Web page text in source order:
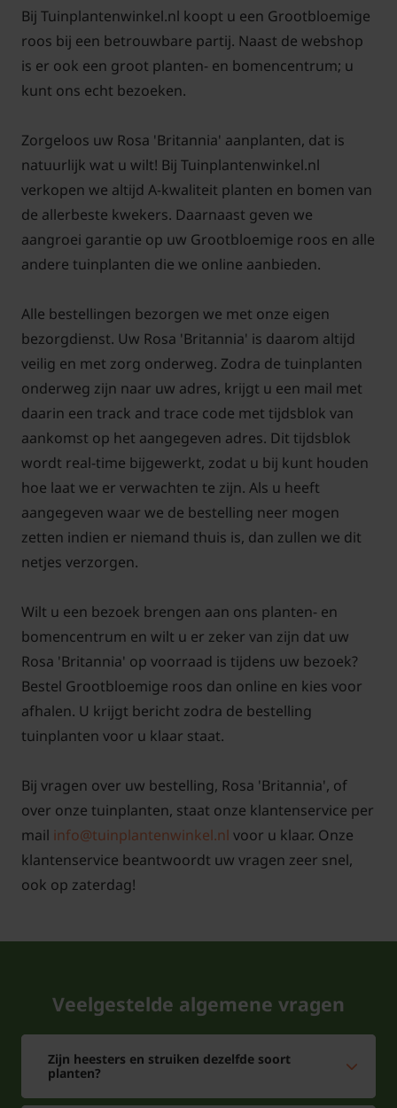
mooi te combineren met andere tuinplanten.
De ideale standplaats voor een roos is in de volle
zon. Het voordeel van deze standplaats is dat de
roos na een regenperiode snel opdroogt waardoor
het blad minder snel kans heeft op infecties. De
bloemen komen ook beter tot ontwikkeling en de
roos zal ook meer bloemknoppen maken. Stel dat u
goed, maar volledig in de schaduw aanplanten is
niet gewenst.
Rosa 'Brittannia' snoeien en
onderhouden
Onderhoud van rozen lijkt moeilijk maar is het zeker
niet. Iedereen kan elk jaar weer genieten van mooie
gezonde planten die de hele zomer de meest
prachtige bloemen geven. Om u hierbij te helpen,
geschreven met tips over het onderhoud en snoeien
van struikrozen. Met behulp van foto's en
pictogrammen leggen we het snoeien en
onderhoud duidelijk uit. Als u deze tips opvolgt, kunt
u jaren genieten van uw nieuwe aanwinst!
Voor snoei- en onderhoudstips voor de struikroos
'Brittania'klik hier!
Bij Tuinplantenwinkel.nl koopt u een Grootbloemige
roos bij een betrouwbare partij. Naast de webshop
is er ook een groot planten- en bomencentrum; u
kunt ons echt bezoeken.
Zorgeloos uw Rosa 'Britannia' aanplanten, dat is
natuurlijk wat u wilt! Bij Tuinplantenwinkel.nl
verkopen we altijd A-kwaliteit planten en bomen van
de allerbeste kwekers. Daarnaast geven we
aangroei garantie op uw Grootbloemige roos en alle
andere tuinplanten die we online aanbieden.
Alle bestellingen bezorgen we met onze eigen
bezorgdienst. Uw Rosa 'Britannia' is daarom altijd
veilig en met zorg onderweg. Zodra de tuinplanten
onderweg zijn naar uw adres, krijgt u een mail met
daarin een track and trace code met tijdsblok van
aankomst op het aangegeven adres. Dit tijdsblok
wordt real-time bijgewerkt, zodat u bij kunt houden
hoe laat we er verwachten te zijn. Als u heeft
aangegeven waar we de bestelling neer mogen
zetten indien er niemand thuis is, dan zullen we dit
netjes verzorgen.
Wilt u een bezoek brengen aan ons planten- en
bomencentrum en wilt u er zeker van zijn dat uw
Rosa 'Britannia' op voorraad is tijdens uw bezoek?
Bestel Grootbloemige roos dan online en kies voor
afhalen. U krijgt bericht zodra de bestelling
tuinplanten voor u klaar staat.
Bij vragen over uw bestelling, Rosa 'Britannia', of
over onze tuinplanten, staat onze klantenservice per
mail info@tuinplantenwinkel.nl voor u klaar. Onze
klantenservice beantwoordt uw vragen zeer snel,
ook op zaterdag!
Veelgestelde algemene vragen
Zijn heesters en struiken dezelfde soort
planten?